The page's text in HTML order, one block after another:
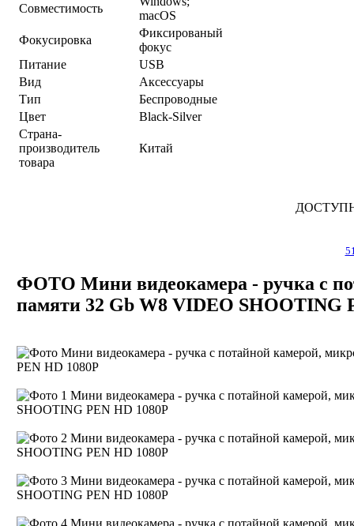
Совместимость
macOS
Фокусировка
Фиксированый
фокус
Питание
USB
Вид
Аксессуары
Тип
Беспроводные
Цвет
Black-Silver
Страна-
производитель
товара
Китай
ФОТО Мини видеокамера - ручка с
памяти 32 Gb W8 VIDEO SHOOTING